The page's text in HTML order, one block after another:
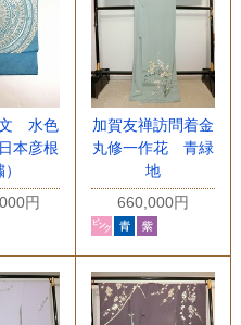
水色
本彦根
円
加賀友禅訪問着金
丸修一作花 青緑
地
660,000円